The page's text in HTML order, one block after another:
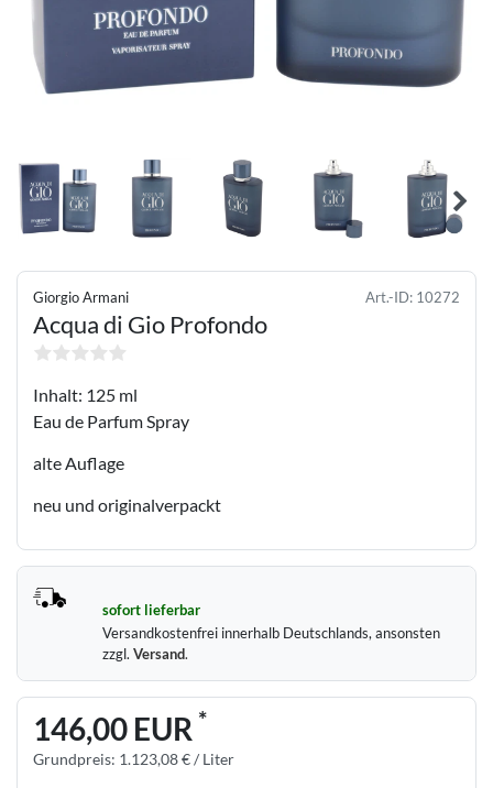
Giorgio Armani Art.-ID: 10272
Acqua di Gio Profondo
Inhalt: 125 ml
Eau de Parfum Spray
alte Auflage
neu und originalverpackt
sofort lieferbar
Versandkostenfrei innerhalb Deutschlands, ansonsten
zzgl. Versand.
146,00 EUR *
Grundpreis: 1.123,08 € / Liter